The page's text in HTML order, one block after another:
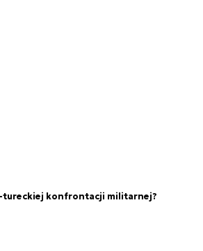
tureckiej konfrontacji militarnej?